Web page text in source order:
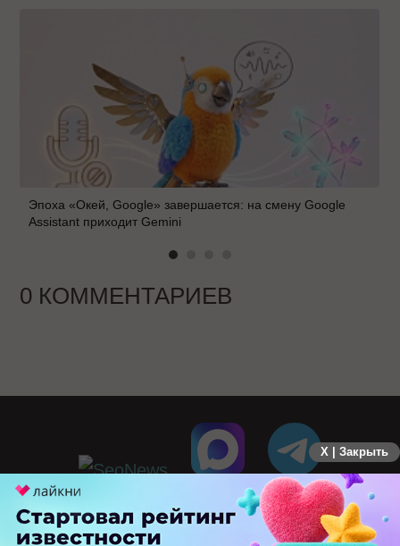
Эпоха «Окей, Google» завершается: на смену Google
Assistant приходит Gemini
0 КОММЕНТАРИЕВ
X | Закрыть
ПЕРЕЙТИ НА ПОЛНУЮ ВЕРСИЮ
© SEOnews.ru Все права защищены. 2026